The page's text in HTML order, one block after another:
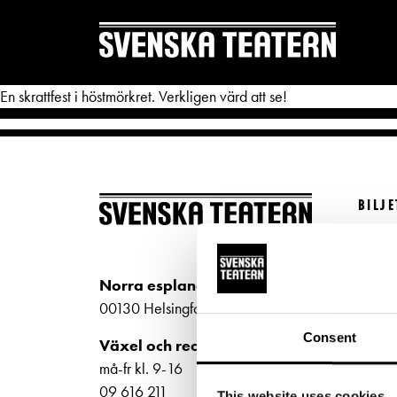
Consent
REPERTOAR & BILJETTER
Kalender
Biljetter
DITT
Textning
En skrattfest i höstmörkret. Verkligen värd att se!
Norra esplanaden 2
00130 Helsingfors
Växel och reception
må-fr kl. 9-16
09 616 211
ti-fr